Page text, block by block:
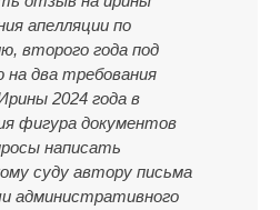
апелляции по
второго года под
на два требования
2024 года в
фигура документов
написать
суду автору письма
административного